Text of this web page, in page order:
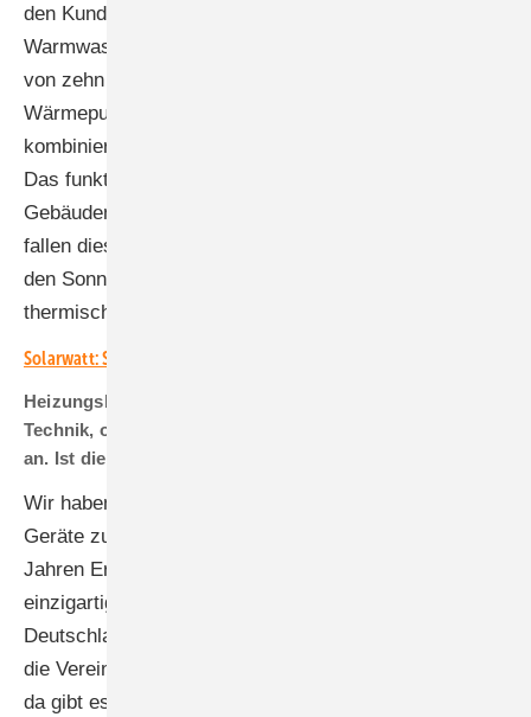
den Kunden wirtschaftliche Alternativen, um
Warmwasser und Raumwärme zu erzeugen. In neun
von zehn Einfamilienhäusern bietet sich die
Wärmepumpe förmlich an. Pfiffige Handwerker
kombinieren Photovoltaikanlagen mit Wärmepumpen.
Das funktioniert auch bei der Umrüstung von
Gebäuden, die ältere Photovoltaikanlagen haben. Nun
fallen diese Anlagen aus der Förderung. Es liegt nahe,
den Sonnenstrom für Wärme zu nutzen – über den
thermischen Speicher der Wärmepumpe.
Solarwatt: Spannendes Komplettpaket für die Solarteure
Heizungsbauer tun sich nach wie vor schwer mit dieser
Technik, oft bieten sie den Kunden lieber Gas oder Öl
an. Ist die Wärmepumpe zu kompliziert?
Wir haben viel Aufwand betrieben, um die neuen
Geräte zu vereinfachen. Stiebel Eltron hat seit 50
Jahren Erfahrung mit dieser Technik. Wir haben eine
einzigartige Fertigungstiefe, unsere Geräte werden in
Deutschland entwickelt und hergestellt. Allerdings darf
die Vereinfachung nicht zu Lasten der Qualität gehen,
da gibt es bei uns keine Abstriche. Zur ISH im März